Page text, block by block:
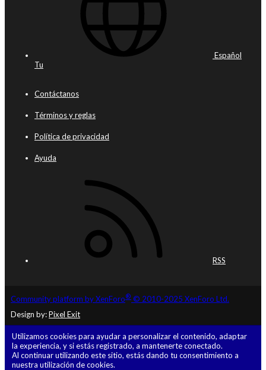
Español
Tu
Contáctanos
Términos y reglas
Política de privacidad
Ayuda
RSS
Community platform by XenForo® © 2010-2025 XenForo Ltd.
Design by:Pixel Exit
Utilizamos cookies para ayudar a personalizar el contenido, adaptar
la experiencia, y si estás registrado, a mantenerte conectado.
Al continuar utilizando este sitio, estás dando tu consentimiento a
nuestra utilización de cookies.